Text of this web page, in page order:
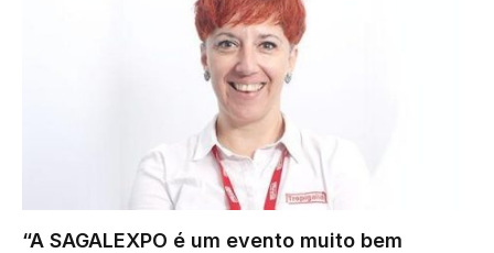
“A SAGALEXPO é um evento muito bem